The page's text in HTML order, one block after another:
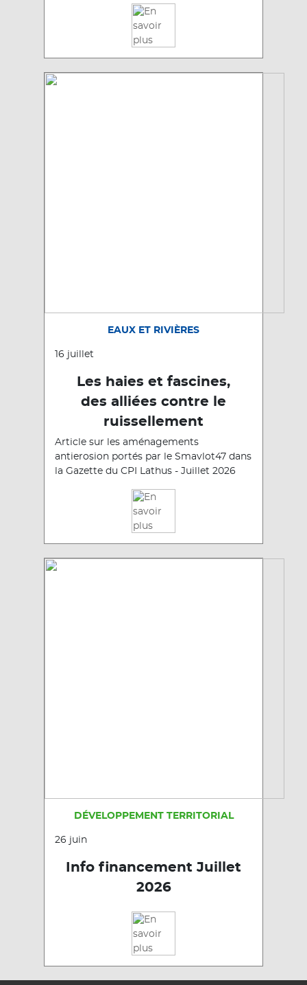
EAUX ET RIVIÈRES
16 juillet
Les haies et fascines,
des alliées contre le
ruissellement
Article sur les aménagements
antierosion portés par le Smavlot47 dans
la Gazette du CPI Lathus - Juillet 2026
DÉVELOPPEMENT TERRITORIAL
26 juin
Info financement Juillet
2026